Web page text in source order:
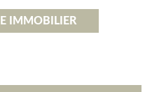
IMMOBILIER